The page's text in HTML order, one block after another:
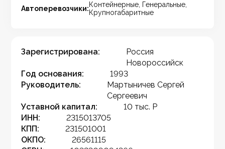
Автоперевозчики:Контейнерные, Генеральные,
Крупногабаритные
Зарегистрирована:
Россия
Новороссийск
Год основания:
1993
Руководитель:
Мартыничев Сергей
Сергеевич
Уставной капитал:
10 тыс. Р
ИНН:
2315013705
КПП:
231501001
ОКПО:
26561115